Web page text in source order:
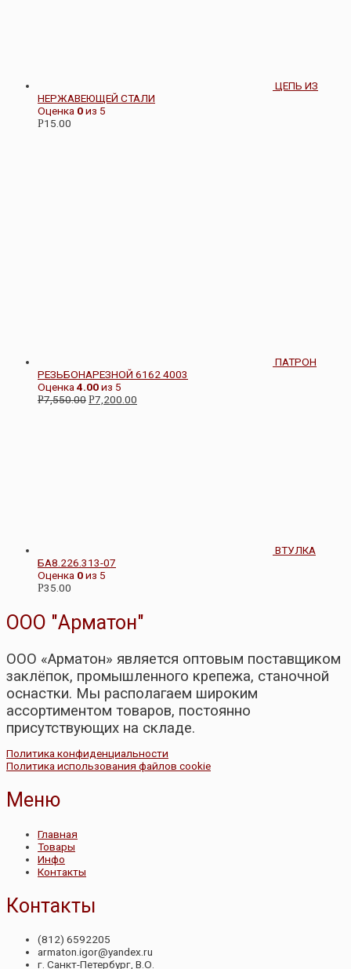
ЦЕПЬ ИЗ
НЕРЖАВЕЮЩЕЙ СТАЛИ
Оценка 0из 5
Р15.00
ПАТРОН
РЕЗЬБОНАРЕЗНОЙ 6162 4003
Оценка4.00из 5
Р7,550.00 Р7,200.00
ВТУЛКА
БА8.226.313-07
Оценка 0из 5
Р35.00
ООО "Арматон"
ООО «Арматон» является оптовым поставщиком
заклёпок, промышленного крепежа, станочной
оснастки. Мы располагаем широким
ассортиментом товаров, постоянно
присутствующих на складе.
Политика конфиденциальности
Политика использования файлов cookie
Меню
Главная
Товары
Инфо
Контакты
Контакты
(812) 6592205
armaton.igor@yandex.ru
г. Санкт-Петербург, В.О.